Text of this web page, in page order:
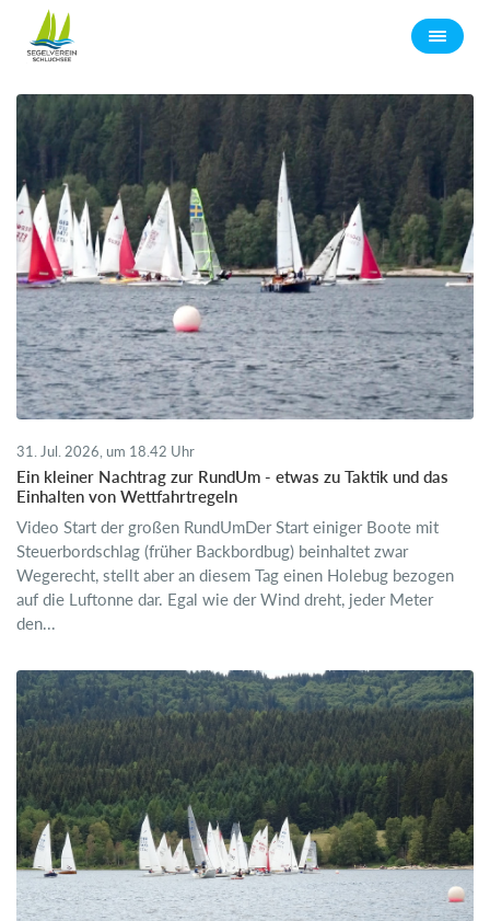
31. Jul. 2026, um 18.42 Uhr
Ein kleiner Nachtrag zur RundUm - etwas zu Taktik und das
Einhalten von Wettfahrtregeln
Video Start der großen RundUmDer Start einiger Boote mit
Steuerbordschlag (früher Backbordbug) beinhaltet zwar
Wegerecht, stellt aber an diesem Tag einen Holebug bezogen
auf die Luftonne dar. Egal wie der Wind dreht, jeder Meter
den...